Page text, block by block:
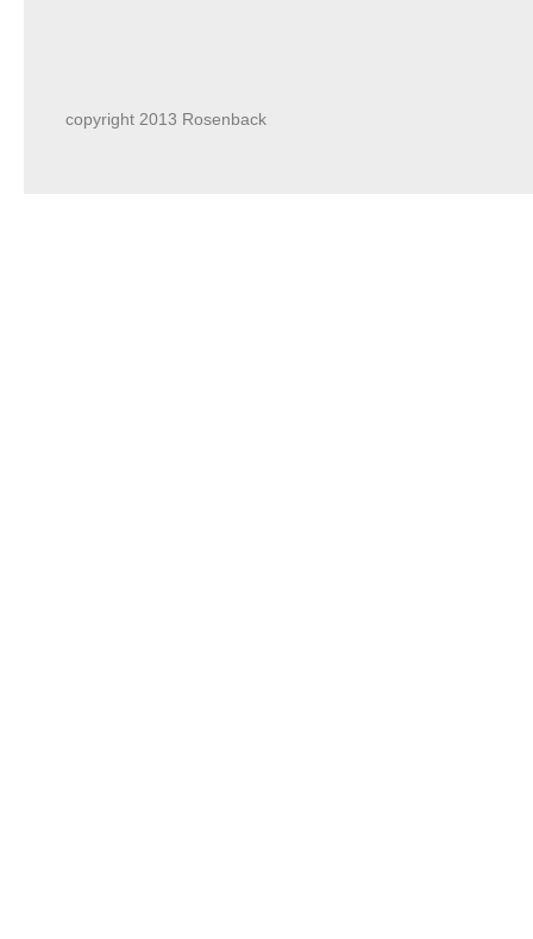
copyright 2013 Rosenback